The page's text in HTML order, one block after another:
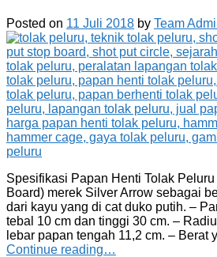
Posted on 11 Juli 2018 by Team
Spesifikasi Papan Henti Tolak
Board) merek Silver Arrow sebagai
dari kayu yang di cat duko putih. –
tebal 10 cm dan tinggi 30 cm. –
lebar papan tengah 11,2 cm. – Berat
Continue reading…